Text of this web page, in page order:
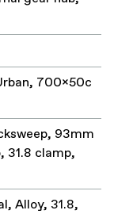
700x50c
93mm
31.8 clamp,
Alloy, 31.8,